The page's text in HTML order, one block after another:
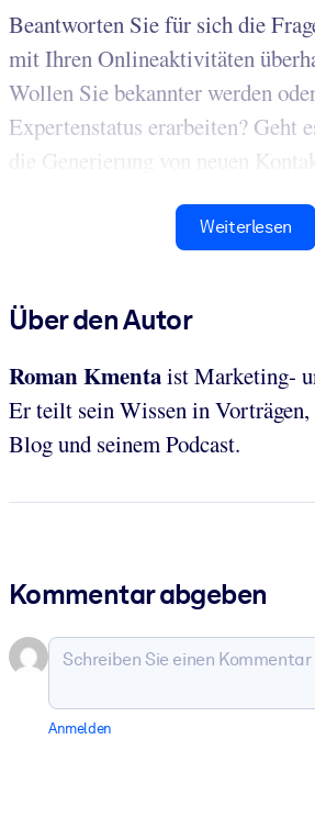
Beantworten Sie für sich die
mit Ihren Onlineaktivitäten
Wollen Sie bekannter werden
Expertenstatus erarbeiten? Geht
die Generierung von neuen
Weiterlesen
Über den Autor
Roman Kmentaist Marketing-
Er teilt sein Wissen in Vorträgen,
Blog und seinem Podcast.
Kommentar abgeben
Anmelden